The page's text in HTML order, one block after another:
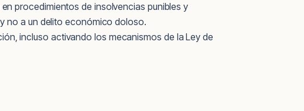
procedimientos de insolvencias punibles y
no a un delito económico doloso.
incluso activando los mecanismos de la Ley de